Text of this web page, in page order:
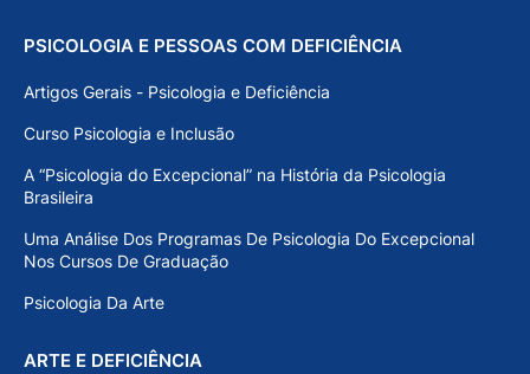
PSICOLOGIA E PESSOAS COM DEFICIÊNCIA
Artigos Gerais - Psicologia e Deficiência
Curso Psicologia e Inclusão
A “Psicologia do Excepcional” na História da Psicologia
Brasileira
Uma Análise Dos Programas De Psicologia Do Excepcional
Nos Cursos De Graduação
Psicologia Da Arte
ARTE E DEFICIÊNCIA